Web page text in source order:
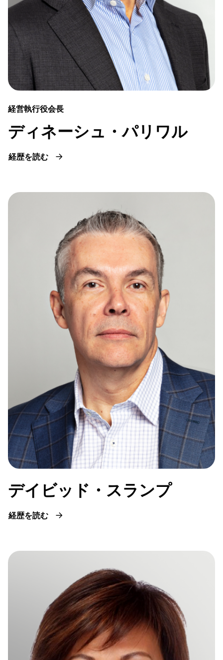
経営執行役会長
ディネーシュ・パリワル
経歴を読む
デイビッド・スランプ
経歴を読む